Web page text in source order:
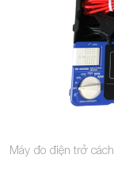
Máy đo điện trở